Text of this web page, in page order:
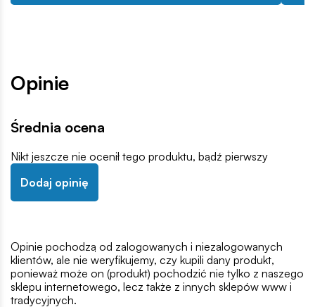
Opinie
Średnia ocena
Nikt jeszcze nie ocenił tego produktu, bądź pierwszy
Dodaj opinię
Opinie pochodzą od zalogowanych i niezalogowanych
klientów, ale nie weryfikujemy, czy kupili dany produkt,
ponieważ może on (produkt) pochodzić nie tylko z naszego
sklepu internetowego, lecz także z innych sklepów www i
tradycyjnych.